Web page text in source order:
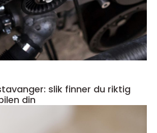
slik finner du riktig
din